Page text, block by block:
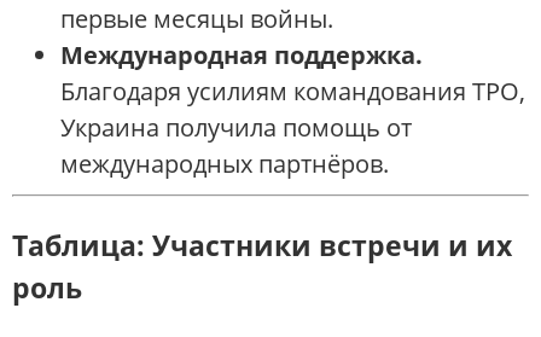
первые месяцы войны.
Международная поддержка.
Благодаря усилиям командования ТРО,
Украина получила помощь от
международных партнёров.
Таблица: Участники встречи и их
роль